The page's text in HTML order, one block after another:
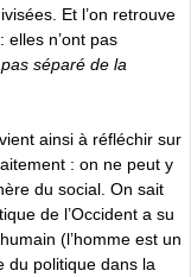
Et l’on retrouve
elles n’ont pas
séparé de la
ainsi à réfléchir sur
: on ne peut y
du social. On sait
de l’Occident a su
(l’homme est un
du politique dans la